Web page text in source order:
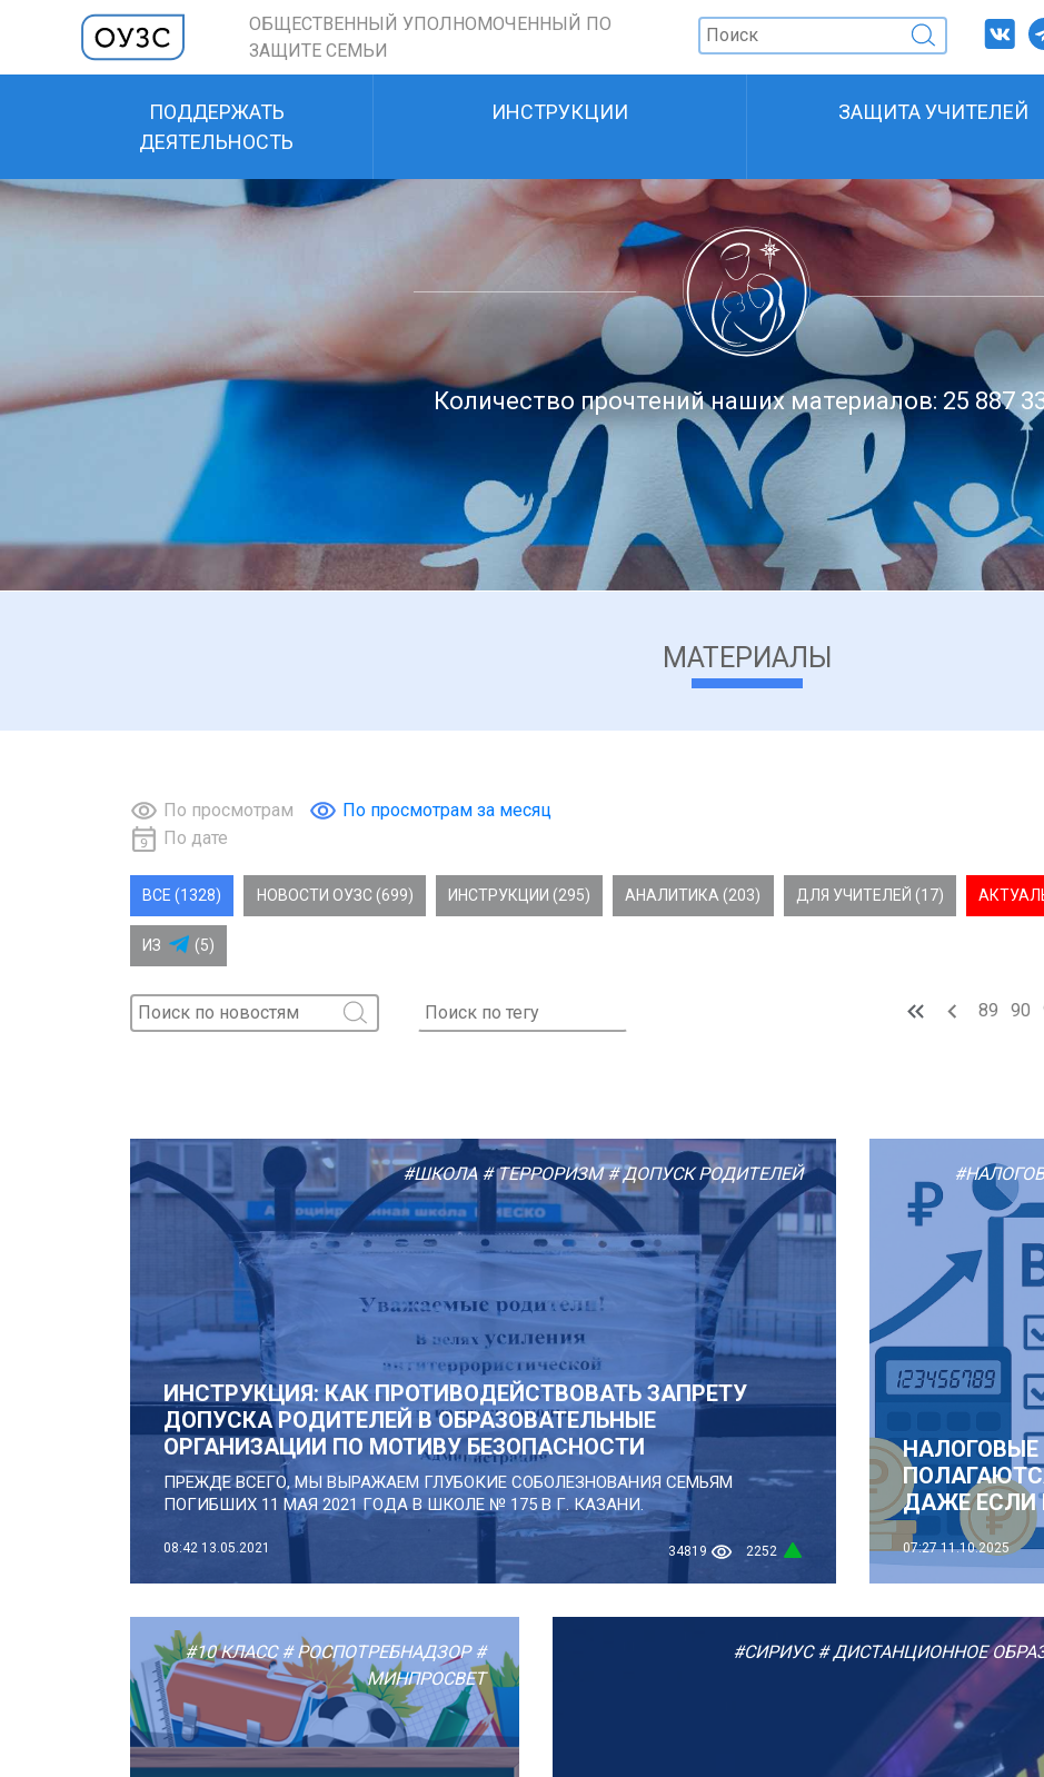
ОБЩЕСТВЕННЫЙ УПОЛНОМОЧЕННЫЙ ПО
ЗАЩИТЕ СЕМЬИ
ПОДДЕРЖАТЬ
ДЕЯТЕЛЬНОСТЬ
ИНСТРУКЦИИ ЗАЩИТА УЧИТЕЛЕЙ
Количество прочтений наших материалов: 25 887
МАТЕРИАЛЫ
По просмотрам
По просмотрам за месяц
По дате
ВСЕ (1328) НОВОСТИ ОУЗС (699) ИНСТРУКЦИИ (295) АНАЛИТИКА (203) ДЛЯ УЧИТЕЛЕЙ (17)
ИЗ (5)
89 90
#ШКОЛА # ТЕРРОРИЗМ # ДОПУСК РОДИТЕЛЕЙ
ИНСТРУКЦИЯ: КАК ПРОТИВОДЕЙСТВОВАТЬ ЗАПРЕТУ
ДОПУСКА РОДИТЕЛЕЙ В ОБРАЗОВАТЕЛЬНЫЕ
ОРГАНИЗАЦИИ ПО МОТИВУ БЕЗОПАСНОСТИ
ПРЕЖДЕ ВСЕГО, МЫ ВЫРАЖАЕМ ГЛУБОКИЕ СОБОЛЕЗНОВАНИЯ СЕМЬЯМ
ПОГИБШИХ 11 МАЯ 2021 ГОДА В ШКОЛЕ № 175 В Г. КАЗАНИ.
08:42 13.05.2021 34819 2252
ДАЖЕ ЕСЛИ
07:27 11.10.2025
#10 КЛАСС # РОСПОТРЕБНАДЗОР #
МИНПРОСВЕТ
#СИРИУС # ДИСТАНЦИОННОЕ